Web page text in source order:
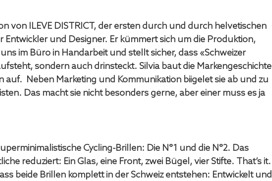
von ILEVE DISTRICT, der ersten durch und durch helvetischen
Entwickler und Designer. Er kümmert sich um die Produktion,
im Büro in Handarbeit und stellt sicher, dass «Schweizer
sondern auch drinsteckt. Silvia baut die Markengeschichte
auf.  Neben Marketing und Kommunikation biigelet sie ab und zu
Das macht sie nicht besonders gerne, aber einer muss es ja
Cycling-Brillen: Die N°1 und die N°2. Das
reduziert: Ein Glas, eine Front, zwei Bügel, vier Stifte. That’s it.
beide Brillen komplett in der Schweiz entstehen: Entwickelt und